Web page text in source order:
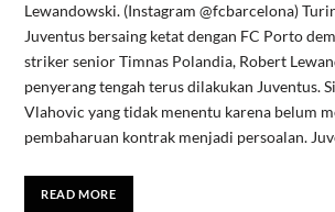
Lewandowski. (Instagram @fcbarcelona)
Juventus bersaing ketat dengan FC Porto
striker senior Timnas Polandia, Robert
penyerang tengah terus dilakukan Juventus.
Vlahovic yang tidak menentu karena belum
pembaharuan kontrak menjadi persoalan.
READ MORE